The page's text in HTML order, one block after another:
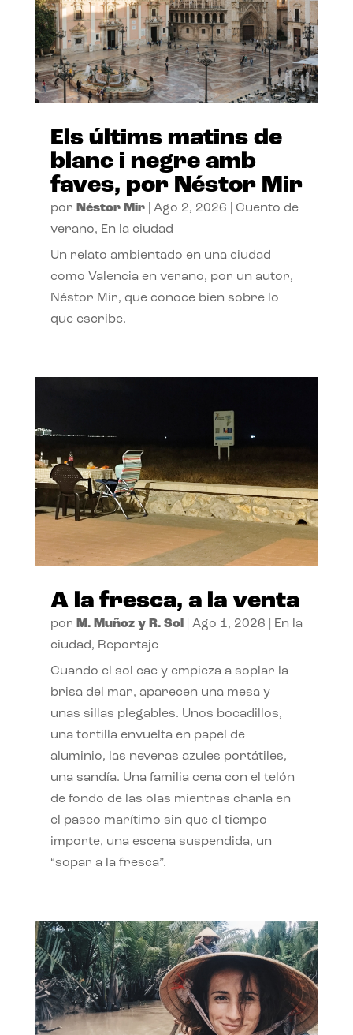
Els últims matins de
blanc i negre amb
faves, por Néstor Mir
por Néstor Mir| Ago 2, 2026
Cuento de
verano, En la ciudad
Un relato ambientado en una ciudad
como Valencia en verano, por un autor,
Néstor Mir, que conoce bien sobre lo
que escribe.
A la fresca, a la venta
por M. Muñoz y R. Sol| Ago 1, 2026
En la
ciudad, Reportaje
Cuando el sol cae y empieza a soplar la
brisa del mar, aparecen una mesa y
unas sillas plegables. Unos bocadillos,
una tortilla envuelta en papel de
aluminio, las neveras azules portátiles,
una sandía. Una familia cena con el telón
de fondo de las olas mientras charla en
el paseo marítimo sin que el tiempo
importe, una escena suspendida, un
“sopar a la fresca”.